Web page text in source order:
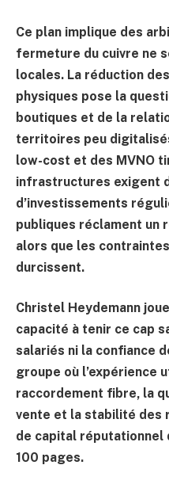
Ce plan implique des
fermeture du cuivre ne
locales. La réduction
physiques pose la
boutiques et de la
territoires peu
low-cost et des MVNO
infrastructures exigent
d’investissements
publiques réclament un
alors que les
durcissent.
Christel Heydemann
capacité à tenir ce cap
salariés ni la confiance
groupe où l’expérience
raccordement fibre, la
vente et la stabilité des
de capital réputationnel
100 pages.